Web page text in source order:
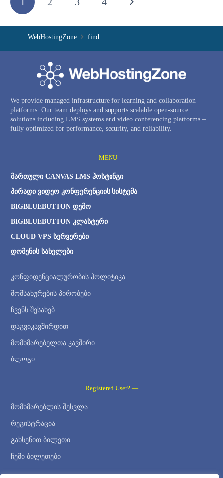
1 2 3 4
WebHostingZone find
We provide managed infrastructure for learning and collaboration
platforms. Our team deploys and supports scalable open-source
solutions including LMS systems and video conferencing platforms –
fully optimized for performance, security, and reliability.
MENU —
ᲛᲐᲠᲗᲣᲚᲘ CANVAS LMS ᲰᲝᲡᲢᲘᲜᲒᲘ
ᲞᲘᲠᲐᲓᲘ ᲕᲘᲓᲔᲝ ᲙᲝᲜᲤᲔᲠᲔᲜᲪᲘᲘᲡ ᲡᲘᲡᲢᲔᲛᲐ
BIGBLUEBUTTON ᲓᲔᲛᲝ
BIGBLUEBUTTON ᲙᲚᲐᲡᲢᲔᲠᲘ
CLOUD VPS ᲡᲔᲠᲕᲔᲠᲔᲑᲘ
ᲓᲝᲛᲔᲜᲘᲡ ᲡᲐᲮᲔᲚᲔᲑᲘ
კონფიდენციალურობის პოლიტიკა
მომსახურების პირობები
ჩვენს შესახებ
დაგვიკავშირდით
მომხმარებელთა კავშირი
ბლოგი
Registered User? —
მომხმარებლის შესვლა
რეგისტრაცია
გახსენით ბილეთი
ჩემი ბილეთები